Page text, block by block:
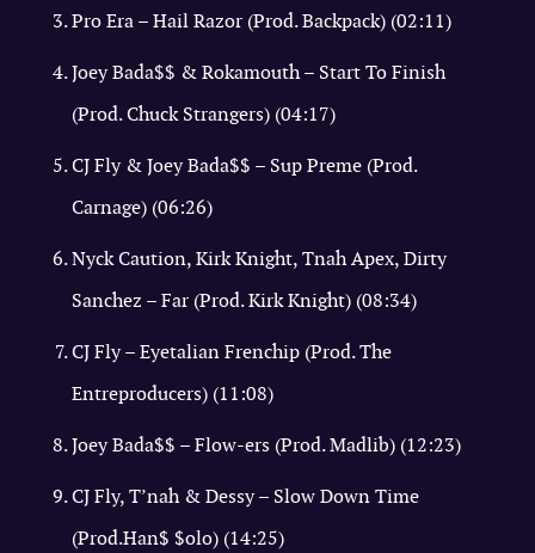
Pro Era – Hail Razor (Prod. Backpack) (02:11)
Joey Bada$$ & Rokamouth – Start To Finish
(Prod. Chuck Strangers) (04:17)
CJ Fly & Joey Bada$$ – Sup Preme (Prod.
Carnage) (06:26)
Nyck Caution, Kirk Knight, Tnah Apex, Dirty
Sanchez – Far (Prod. Kirk Knight) (08:34)
CJ Fly – Eyetalian Frenchip (Prod. The
Entreproducers) (11:08)
Joey Bada$$ – Flow-ers (Prod. Madlib) (12:23)
CJ Fly, T’nah & Dessy – Slow Down Time
(Prod.Han$ $olo) (14:25)